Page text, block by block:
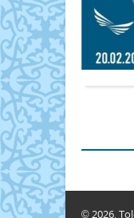
© 2026.